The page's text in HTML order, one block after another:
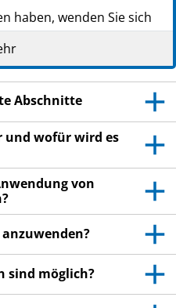
haben, wenden Sie sich
oder das medizinische
Ihnen persönlich
es nicht an Dritte weiter.
schaden, auch wenn
haben wie Sie.
bemerken, wenden Sie
oder das
Dies gilt auch für
in dieser
sind. Siehe Abschnitt
Abschnitte
und wofür wird es
von
sind möglich?